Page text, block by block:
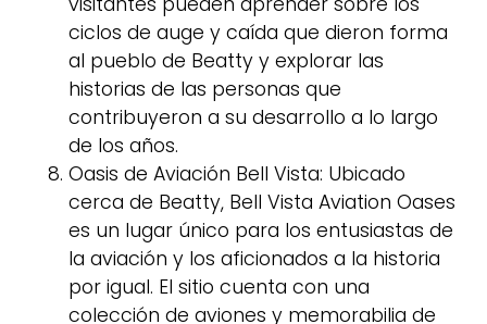
ciclos de auge y caída que dieron forma
al pueblo de Beatty y explorar las
historias de las personas que
contribuyeron a su desarrollo a lo largo
de los años.
Oasis de Aviación Bell Vista: Ubicado
cerca de Beatty, Bell Vista Aviation Oases
es un lugar único para los entusiastas de
la aviación y los aficionados a la historia
por igual. El sitio cuenta con una
colección de aviones y memorabilia de